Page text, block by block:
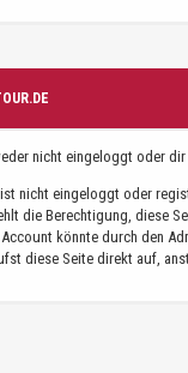
nicht eingeloggt oder
nicht eingeloggt oder
die Berechtigung, diese
Account könnte durch den
diese Seite direkt auf,